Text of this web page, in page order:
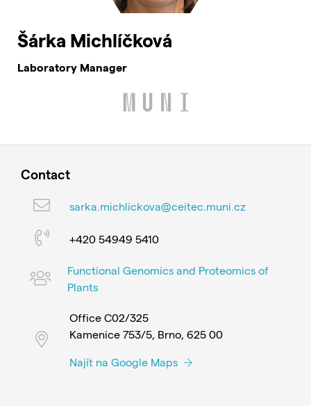
Šárka Michlíčková
Laboratory Manager
Contact
sarka.michlickova@ceitec.muni.cz
+420 54949 5410
Functional Genomics and Proteomics of
Plants
Office C02/325
Kamenice 753/5, Brno, 625 00
Najít na Google Maps